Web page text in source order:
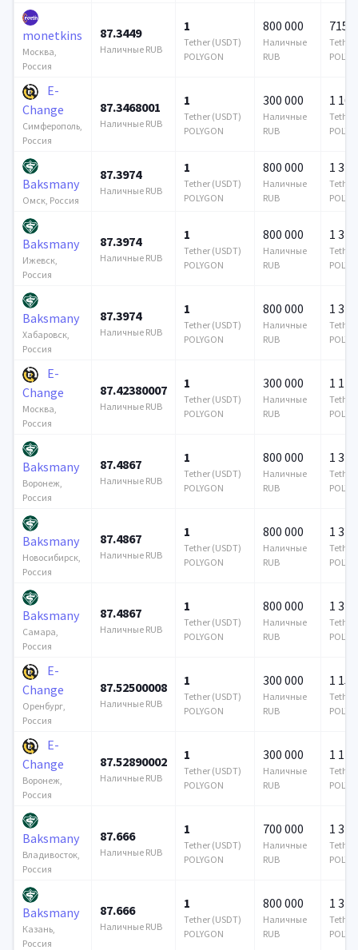
monetkins
Москва,
Россия
87.3449
Наличные RUB
1
Tether (USDT)
POLYGON
800 000
Наличные
RUB
715
Tether
E-
Change
Симферополь,
Россия
87.3468001
Наличные RUB
1
Tether (USDT)
POLYGON
300 000
Наличные
RUB
1
Tether
Baksmany
Омск, Россия
87.3974
Наличные RUB
1
Tether (USDT)
POLYGON
800 000
Наличные
RUB
1
Tether
Baksmany
Ижевск,
Россия
87.3974
Наличные RUB
1
Tether (USDT)
POLYGON
800 000
Наличные
RUB
1
Tether
Baksmany
Хабаровск,
Россия
87.3974
Наличные RUB
1
Tether (USDT)
POLYGON
800 000
Наличные
RUB
1
Tether
E-
Change
Москва,
Россия
87.42380007
Наличные RUB
1
Tether (USDT)
POLYGON
300 000
Наличные
RUB
1
Tether
Baksmany
Воронеж,
Россия
87.4867
Наличные RUB
1
Tether (USDT)
POLYGON
800 000
Наличные
RUB
1
Tether
Baksmany
Новосибирск,
Россия
87.4867
Наличные RUB
1
Tether (USDT)
POLYGON
800 000
Наличные
RUB
1
Tether
Baksmany
Самара,
Россия
87.4867
Наличные RUB
1
Tether (USDT)
POLYGON
800 000
Наличные
RUB
1
Tether
E-
Change
Оренбург,
Россия
87.52500008
Наличные RUB
1
Tether (USDT)
POLYGON
300 000
Наличные
RUB
1
Tether
E-
Change
Воронеж,
Россия
87.52890002
Наличные RUB
1
Tether (USDT)
POLYGON
300 000
Наличные
RUB
1
Tether
Baksmany
Владивосток,
Россия
87.666
Наличные RUB
1
Tether (USDT)
POLYGON
700 000
Наличные
RUB
1
Tether
Baksmany
Казань,
Россия
87.666
Наличные RUB
1
Tether (USDT)
POLYGON
800 000
Наличные
RUB
1
Tether